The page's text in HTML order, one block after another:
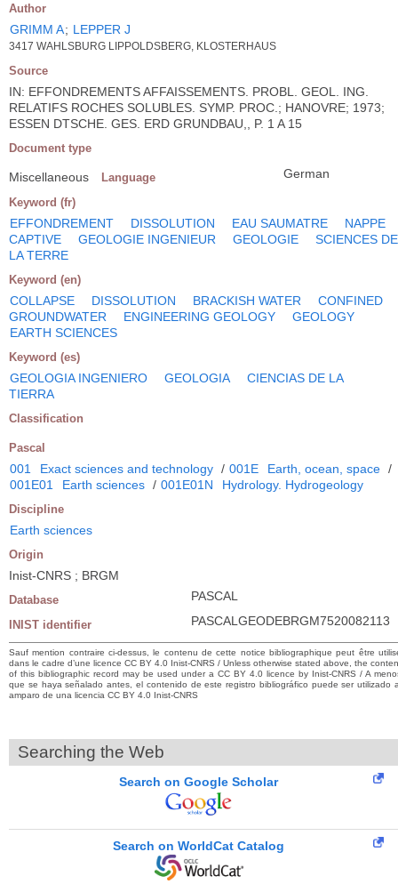
Author
GRIMM A; LEPPER J
3417 WAHLSBURG LIPPOLDSBERG, KLOSTERHAUS
Source
IN: EFFONDREMENTS AFFAISSEMENTS. PROBL. GEOL. ING.
RELATIFS ROCHES SOLUBLES. SYMP. PROC.; HANOVRE; 1973;
ESSEN DTSCHE. GES. ERD GRUNDBAU,, P. 1 A 15
Document type
Miscellaneous Language German
Keyword (fr)
EFFONDREMENT DISSOLUTION EAU SAUMATRE
NAPPE
CAPTIVE
GEOLOGIE INGENIEUR GEOLOGIE
SCIENCES DE
LA TERRE
Keyword (en)
COLLAPSE DISSOLUTION BRACKISH WATER
CONFINED
GROUNDWATER
ENGINEERING GEOLOGY
GEOLOGY
EARTH SCIENCES
Keyword (es)
GEOLOGIA INGENIERO GEOLOGIA
CIENCIAS DE LA
TIERRA
Classification
Pascal
001 Exact sciences and technology / 001E Earth, ocean, space /
001E01
Earth sciences / 001E01N Hydrology. Hydrogeology
Discipline
Earth sciences
Origin
Inist-CNRS ; BRGM
Database PASCAL
INIST identifier PASCALGEODEBRGM7520082113
Sauf mention contraire ci-dessus, le contenu de cette notice bibliographique peut être
dans le cadre d’une licence CC BY 4.0 Inist-CNRS / Unless otherwise stated above, the
of this bibliographic record may be used under a CC BY 4.0 licence by Inist-CNRS / A
que se haya señalado antes, el contenido de este registro bibliográfico puede ser utilizado
amparo de una licencia CC BY 4.0 Inist-CNRS
Searching the Web
Search on Google Scholar
Search on WorldCat Catalog